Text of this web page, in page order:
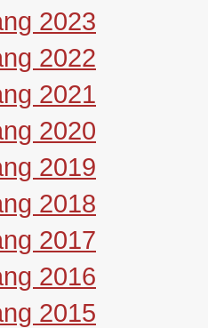
2023
2022
2021
2020
2019
2018
2017
2016
2015